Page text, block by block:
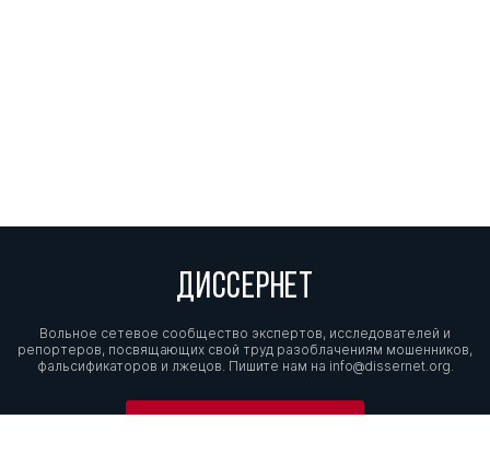
ДИССЕРНЕТ
Вольное сетевое сообщество экспертов, исследователей и
репортеров, посвящающих свой труд разоблачениям мошенников,
фальсификаторов и лжецов. Пишите нам на info@dissernet.org.